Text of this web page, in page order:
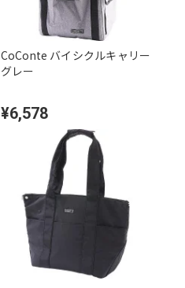
CoConte バイシクルキャリー
グレー
¥6,578